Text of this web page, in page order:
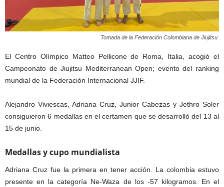
Tomada de la Federación Colombiana de Jiujitsu.
El Centro Olímpico Matteo Pellicone de Roma, Italia, acogió el
Campeonato de Jiujitsu Mediterranean Open; evento del ranking
mundial de la Federación Internacional JJIF.
Alejandro Viviescas, Adriana Cruz, Junior Cabezas y Jethro Soler
consiguieron 6 medallas en el certamen que se desarrolló del 13 al
15 de junio.
Medallas y cupo mundialista
Adriana Cruz fue la primera en tener acción. La colombia estuvo
presente en la categoría Ne-Waza de los -57 kilogramos. En el